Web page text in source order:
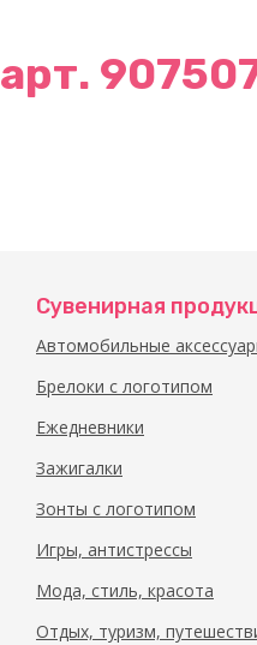
арт.
Сувенирная
Автомобильные
Брелоки с логотипом
Ежедневники
Зажигалки
Зонты с логотипом
Игры, антистрессы
Мода, стиль, красота
Отдых, туризм,